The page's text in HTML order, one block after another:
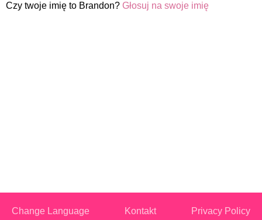
Czy twoje imię to Brandon? Głosuj na swoje imię
Change Language Kontakt Privacy Policy